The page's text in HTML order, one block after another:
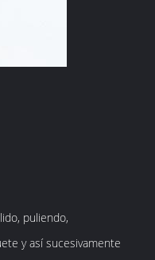
puliendo,
y así sucesivamente